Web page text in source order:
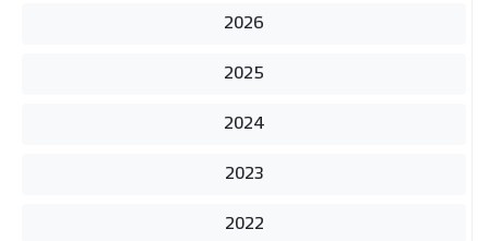
2026
2025
2024
2023
2022